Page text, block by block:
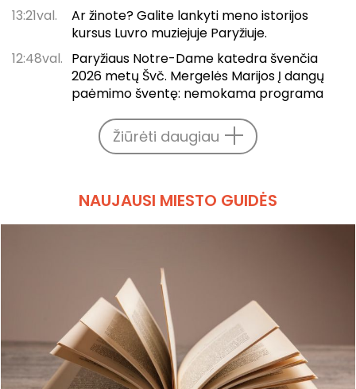
13:21val.
Ar žinote? Galite lankyti meno istorijos
kursus Luvro muziejuje Paryžiuje.
12:48val. Paryžiaus Notre-Dame katedra švenčia
2026 metų Švč. Mergelės Marijos Į dangų
paėmimo šventę: nemokama programa
Žiūrėti daugiau
NAUJAUSI MIESTO GUIDĖS